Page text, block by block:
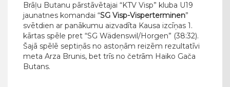
Brāļu Butanu pārstāvētajai “KTV Visp” kluba U19
jaunatnes komandai “SG Visp-Visperterminen”
svētdien ar panākumu aizvadīta Kausa izcīņas 1.
kārtas spēle pret “SG Wädenswil/Horgen” (38:32).
Šajā spēlē septiņās no astoņām reizēm rezultatīvi
meta Arza Brunis, bet trīs no četrām Haiko Gača
Butans.